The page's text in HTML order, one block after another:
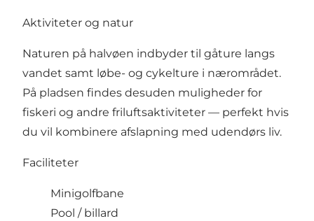
Aktiviteter og natur
Naturen på halvøen indbyder til gåture langs
vandet samt løbe- og cykelture i nærområdet.
På pladsen findes desuden muligheder for
fiskeri og andre friluftsaktiviteter — perfekt hvis
du vil kombinere afslapning med udendørs liv.
Faciliteter
Minigolfbane
Pool / billard